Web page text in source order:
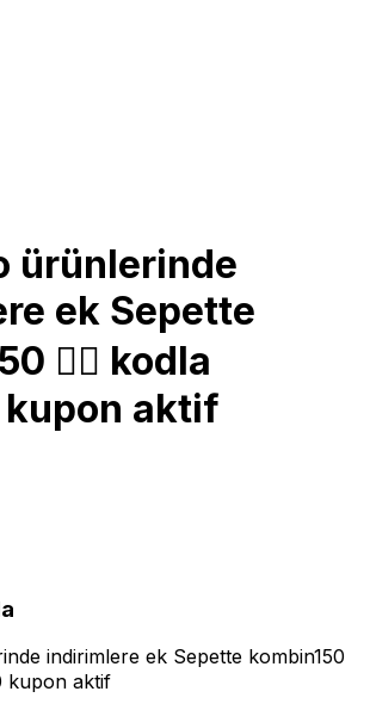
ürünlerinde
ek Sepette
👈🏽 kodla
aktif
indirimlere ek Sepette kombin150
kupon aktif